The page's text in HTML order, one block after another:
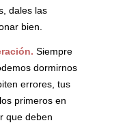
dales las
bien.
Siempre
dormirnos
errores, tus
primeros en
que deben